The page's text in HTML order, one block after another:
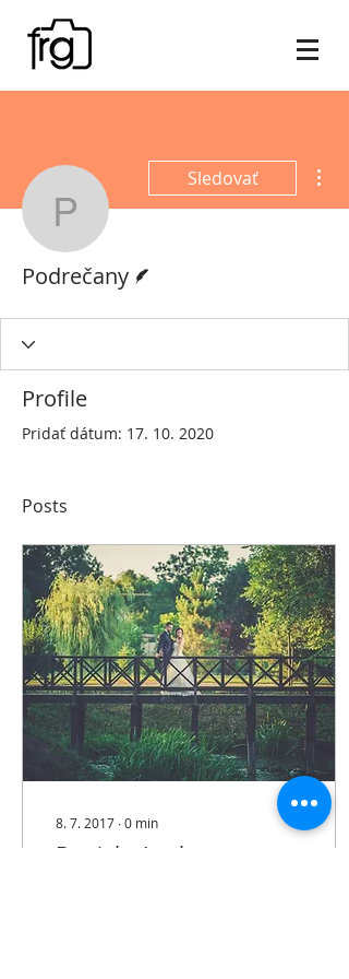
Podrečany
Sledovať
Podrečany
Profile
Pridať dátum: 17. 10. 2020
Posts
8. 7. 2017 ∙0 min
Daniel a Lenka